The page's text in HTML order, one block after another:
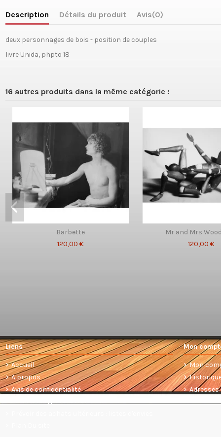
Description Détails du produit Avis(0)
deux personnages de bois - position de couples
livre Unida, phpto 18
16 autres produits dans la même catégorie :
Barbette
120,00 €
Mr and Mrs
120,00 €
Liens
Accueil
A propos
Avis de confidentialité
Mon
Mon
Adresses